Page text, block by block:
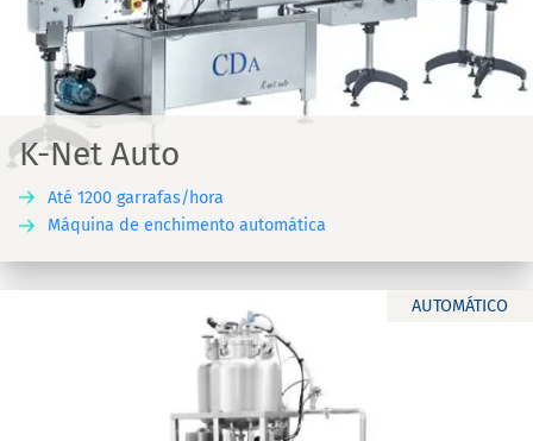
K-Net Auto
Até 1200 garrafas/hora
Máquina de enchimento automática
AUTOMÁTICO